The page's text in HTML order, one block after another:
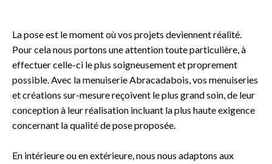
La pose est le moment où vos projets deviennent réalité.
Pour cela nous portons une attention toute particulière, à
effectuer celle-ci le plus soigneusement et proprement
possible. Avec la menuiserie Abracadabois, vos menuiseries
et créations sur-mesure reçoivent le plus grand soin, de leur
conception à leur réalisation incluant la plus haute exigence
concernant la qualité de pose proposée.
En intérieure ou en extérieure, nous nous adaptons aux